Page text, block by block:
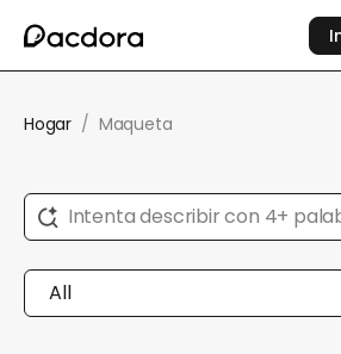
Hogar / Maqueta
Intenta describir con 4+
All